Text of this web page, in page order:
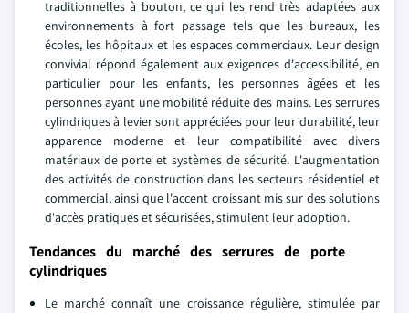
traditionnelles à bouton, ce qui les rend très adaptées aux
environnements à fort passage tels que les bureaux, les
écoles, les hôpitaux et les espaces commerciaux. Leur design
convivial répond également aux exigences d'accessibilité, en
particulier pour les enfants, les personnes âgées et les
personnes ayant une mobilité réduite des mains. Les serrures
cylindriques à levier sont appréciées pour leur durabilité, leur
apparence moderne et leur compatibilité avec divers
matériaux de porte et systèmes de sécurité. L'augmentation
des activités de construction dans les secteurs résidentiel et
commercial, ainsi que l'accent croissant mis sur des solutions
d'accès pratiques et sécurisées, stimulent leur adoption.
Tendances du marché des serrures de porte
cylindriques
Le marché connaît une croissance régulière, stimulée par